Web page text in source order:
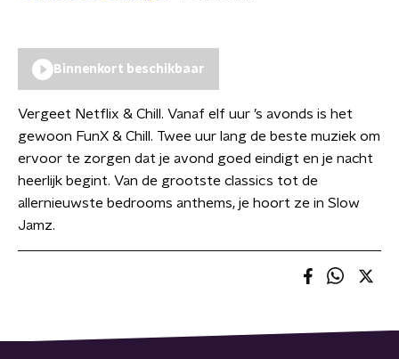
Binnenkort beschikbaar
Vergeet Netflix & Chill. Vanaf elf uur ’s avonds is het
gewoon FunX & Chill. Twee uur lang de beste muziek om
ervoor te zorgen dat je avond goed eindigt en je nacht
heerlijk begint. Van de grootste classics tot de
allernieuwste bedrooms anthems, je hoort ze in Slow
Jamz.